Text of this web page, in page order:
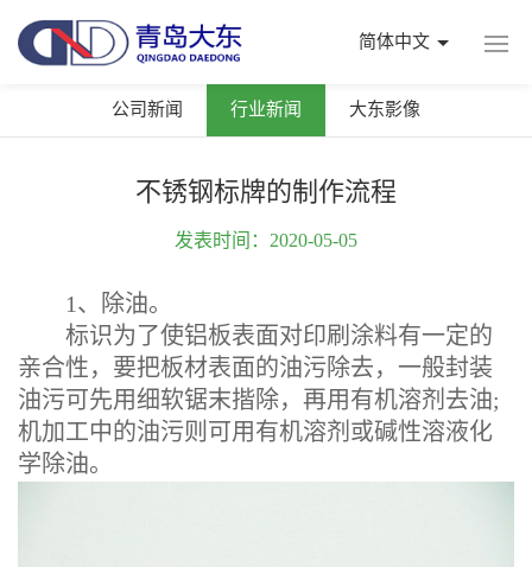
简体中文
公司新闻 行业新闻 大东影像
不锈钢标牌的制作流程
发表时间：2020-05-05
1、除油。
标识为了使铝板表面对印刷涂料有一定的
亲合性，要把板材表面的油污除去，一般封装
油污可先用细软锯末揩除，再用有机溶剂去油;
机加工中的油污则可用有机溶剂或碱性溶液化
学除油。